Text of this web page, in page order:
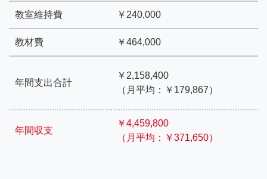
教室維持費 ￥240,000
教材費 ￥464,000
年間支出合計
￥2,158,400
（月平均：￥179,867）
年間収支
￥4,459,800
（月平均：￥371,650）